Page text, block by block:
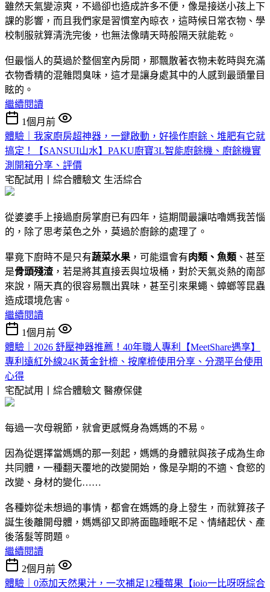
雖然天氣變涼爽，不過卻也造成許多不便，像是接送小孩上下
課的影響，而且我們家是習慣室內晾衣，這時候日常衣物、學
校制服就算清洗完後，也無法像晴天時般隔天就能乾。
但最惱人的莫過於整個室內房間，那飄散著衣物未乾時與充滿
衣物香精的混雜悶臭味，這才是讓身處其中的人感到最頭暈目
眩的。
繼續閱讀
1個月前
體驗｜我家廚房超神器，一鍵啟動，好操作廚餘、堆肥有它就
搞定！【SANSUI山水】PAKU廚寶3L智能廚餘機、廚餘機實
測開箱分享、評價
宅配試用丨綜合體驗文 生活綜合
從婆婆手上接過廚房掌廚已有四年，這期間最讓咕嚕媽我苦惱
的，除了思考菜色之外，莫過於廚餘的處理了。
畢竟下廚時不是只有蔬菜水果 ，可能還會有肉類、魚類 、甚至
是骨頭殘渣 ，若是將其直接丟與垃圾桶，對於天氣炎熱的南部
來說，隔天真的很容易飄出異味，甚至引來果蠅、蟑螂等昆蟲
造成環境危害。
繼續閱讀
1個月前
體驗｜2026 舒壓神器推薦！40年職人專利【MeetShare遇享】
專利遠紅外線24K黃金針梳、按摩梳使用分享、分潤平台使用
心得
宅配試用丨綜合體驗文 醫療保健
每過一次母親節，就會更感慨身為媽媽的不易。
因為從選擇當媽媽的那一刻起，媽媽的身體就與孩子成為生命
共同體，一種翻天覆地的改變開始，像是孕期的不適、食慾的
改變、身材的變化……
各種妳從未想過的事情，都會在媽媽的身上發生，而就算孩子
誕生後離開母體，媽媽卻又即將面臨睡眠不足、情緒起伏、產
後落髮等問題。
繼續閱讀
2個月前
體驗｜0添加天然果汁，一次補足12種莓果【ioio一比呀呀綜合